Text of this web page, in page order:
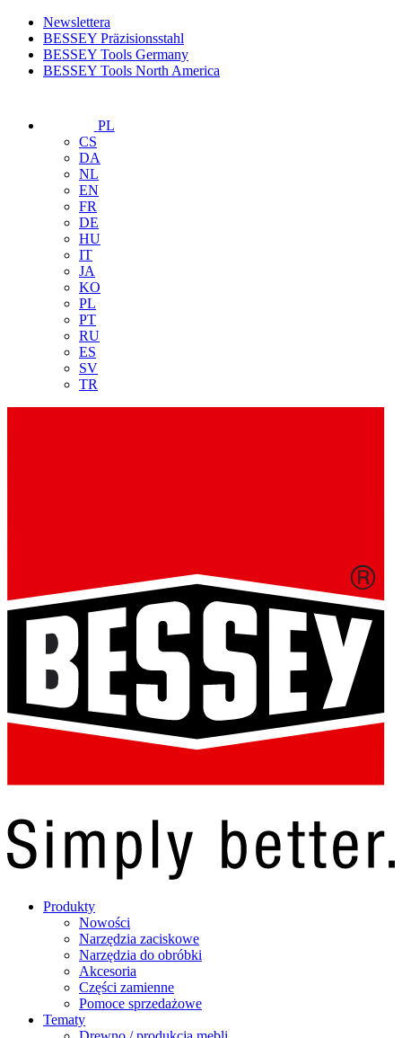
Newslettera
BESSEY Präzisionsstahl
BESSEY Tools Germany
BESSEY Tools North America
PL
CS
DA
NL
EN
FR
DE
HU
IT
JA
KO
PL
PT
RU
ES
SV
TR
Produkty
Nowości
Narzędzia zaciskowe
Narzędzia do obróbki
Akcesoria
Części zamienne
Pomoce sprzedażowe
Tematy